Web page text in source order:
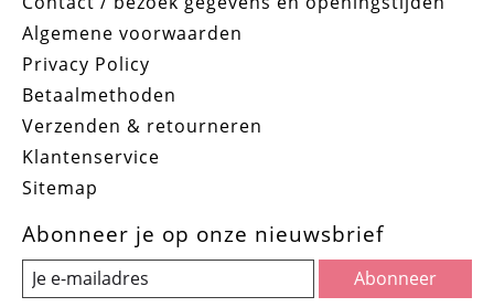
Algemene voorwaarden
Privacy Policy
Betaalmethoden
Verzenden & retourneren
Klantenservice
Sitemap
Abonneer je op onze nieuwsbrief
Abonneer